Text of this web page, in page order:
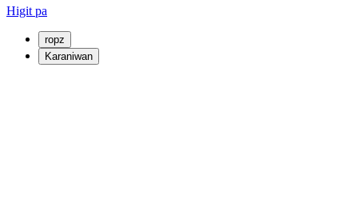
Higit pa
ropz
Karaniwan